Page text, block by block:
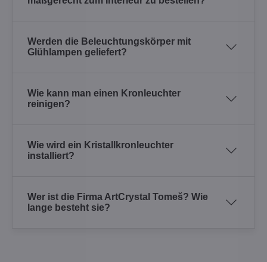
Werden die Beleuchtungskörper mit
Glühlampen geliefert?
Wie kann man einen Kronleuchter
reinigen?
Wie wird ein Kristallkronleuchter
installiert?
Wer ist die Firma ArtCrystal Tomeš? Wie
lange besteht sie?